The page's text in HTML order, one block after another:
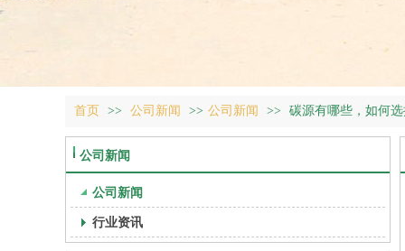
首页 >> 公司新闻 >> 公司新闻 >> 碳源有哪些，如何选
公司新闻
公司新闻
行业资讯